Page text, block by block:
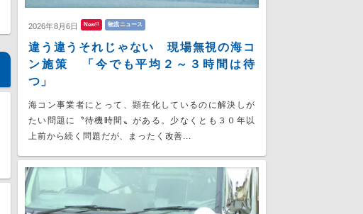
2026年8月6日 New!! 物流ニュース
違う違うそれじゃない 現場無視の海コ
ン施策 「今でも平均２～３時間は待
つ」
海コン事業者にとって、顕在化しているのに解決しが
たい問題に〝待機時間〟がある。少なくとも３０年以
上前から続く問題だが、まったく改善...